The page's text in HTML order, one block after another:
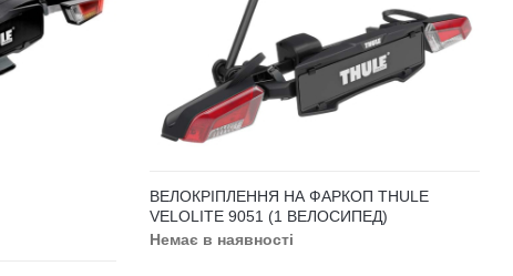
ВЕЛОКРІПЛЕННЯ НА ФАРКОП THULE
VELOLITE 9051 (1 ВЕЛОСИПЕД)
Немає в наявності